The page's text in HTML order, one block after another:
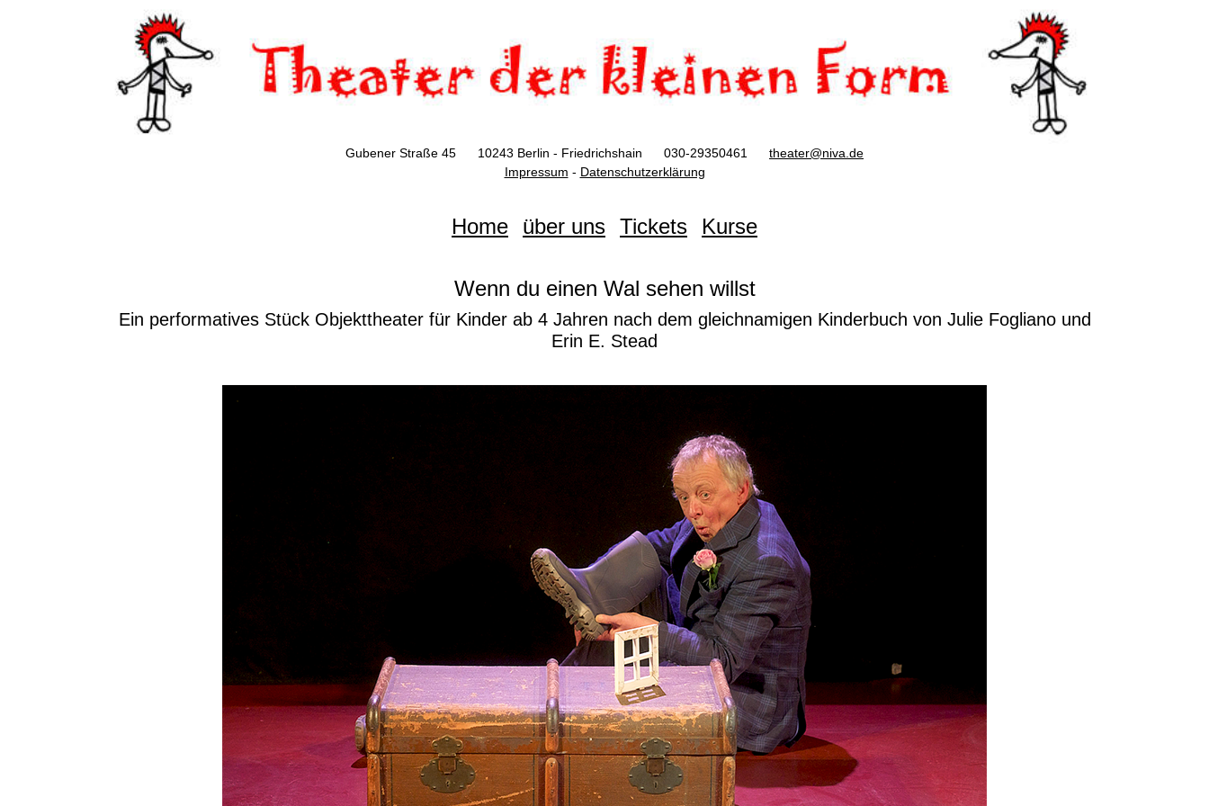
Gubener Straße 45 10243 Berlin - Friedrichshain 030-29350461 theater@niva.de
Impressum - Datenschutzerklärung
Home über uns Tickets Kurse
Wenn du einen Wal sehen willst
Ein performatives Stück Objekttheater für Kinder ab 4 Jahren nach dem gleichnamigen Kinderbuch von Julie Fogliano und
Erin E. Stead